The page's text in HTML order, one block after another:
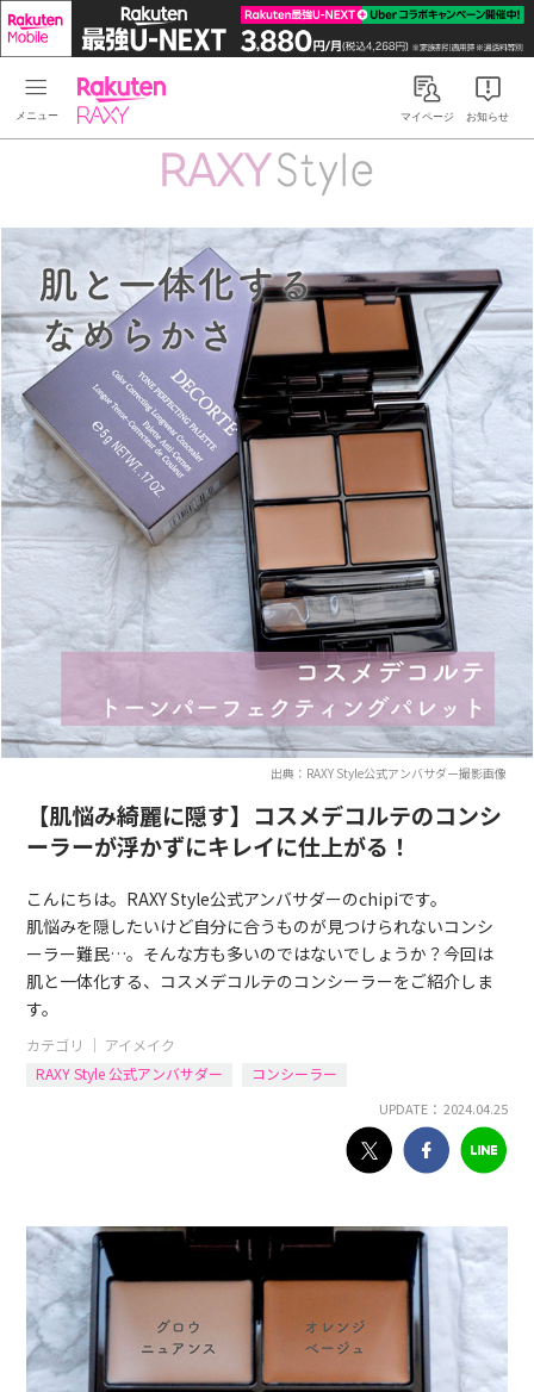
Rakuten RAXYマイページ お知らせ
出典：RAXY Style公式アンバサダー撮影画像
【肌悩み綺麗に隠す】コスメデコルテのコンシ
ーラーが浮かずにキレイに仕上がる！
こんにちは。RAXY Style公式アンバサダーのchipiです。
肌悩みを隠したいけど自分に合うものが見つけられないコンシ
ーラー難民…。そんな方も多いのではないでしょうか？今回は
肌と一体化する、コスメデコルテのコンシーラーをご紹介しま
す。
カテゴリ ｜ アイメイク
RAXY Style 公式アンバサダー
コンシーラー
UPDATE： 2024.04.25